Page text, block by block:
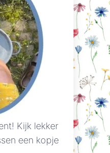
Kijk lekker
een kopje